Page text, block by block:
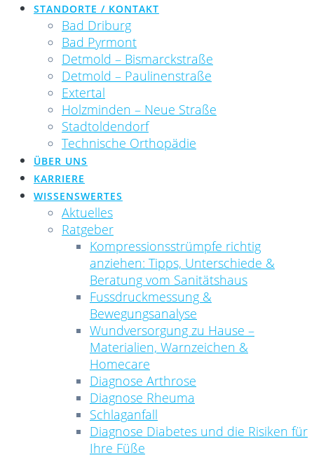
STANDORTE / KONTAKT
Bad Driburg
Bad Pyrmont
Detmold – Bismarckstraße
Detmold – Paulinenstraße
Extertal
Holzminden – Neue Straße
Stadtoldendorf
Technische Orthopädie
ÜBER UNS
KARRIERE
WISSENSWERTES
Aktuelles
Ratgeber
Kompressionsstrümpfe richtig
anziehen: Tipps, Unterschiede &
Beratung vom Sanitätshaus
Fussdruckmessung &
Bewegungsanalyse
Wundversorgung zu Hause –
Materialien, Warnzeichen &
Homecare
Diagnose Arthrose
Diagnose Rheuma
Schlaganfall
Diagnose Diabetes und die Risiken für
Ihre Füße